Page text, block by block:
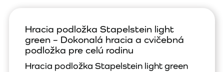
Hracia podložka Stapelstein light
green – Dokonalá hracia a cvičebná
podložka pre celú rodinu
Hracia podložka Stapelstein light green